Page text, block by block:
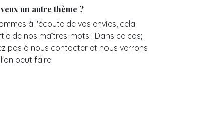
un autre thème ?
à l'écoute de vos envies, cela
de nos maîtres-mots ! Dans ce cas;
pas à nous contacter et nous verrons
peut faire.